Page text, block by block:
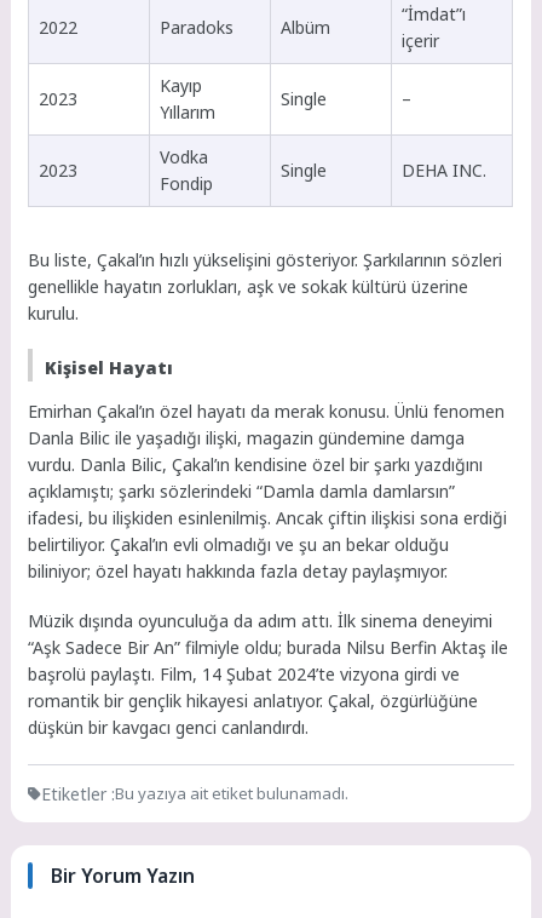
2022 Paradoks Albüm
“İmdat”ı
içerir
2023
Kayıp
Yıllarım
Single –
2023
Vodka
Fondip
Single DEHA INC.
Bu liste, Çakal’ın hızlı yükselişini gösteriyor. Şarkılarının sözleri
genellikle hayatın zorlukları, aşk ve sokak kültürü üzerine
kurulu.
Kişisel Hayatı
Emirhan Çakal’ın özel hayatı da merak konusu. Ünlü fenomen
Danla Bilic ile yaşadığı ilişki, magazin gündemine damga
vurdu. Danla Bilic, Çakal’ın kendisine özel bir şarkı yazdığını
açıklamıştı; şarkı sözlerindeki “Damla damla damlarsın”
ifadesi, bu ilişkiden esinlenilmiş. Ancak çiftin ilişkisi sona erdiği
belirtiliyor. Çakal’ın evli olmadığı ve şu an bekar olduğu
biliniyor; özel hayatı hakkında fazla detay paylaşmıyor.
Müzik dışında oyunculuğa da adım attı. İlk sinema deneyimi
“Aşk Sadece Bir An” filmiyle oldu; burada Nilsu Berfin Aktaş ile
başrolü paylaştı. Film, 14 Şubat 2024’te vizyona girdi ve
romantik bir gençlik hikayesi anlatıyor. Çakal, özgürlüğüne
düşkün bir kavgacı genci canlandırdı.
Etiketler :Bu yazıya ait etiket bulunamadı.
Bir Yorum Yazın